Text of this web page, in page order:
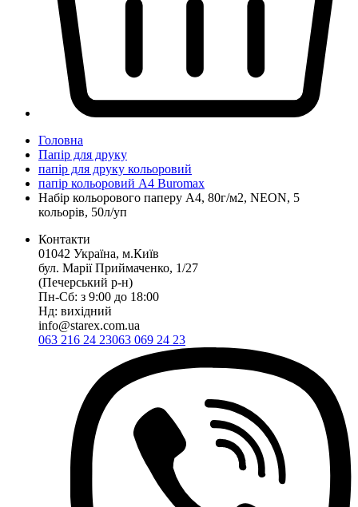
Головна
Папір для друку
папір для друку кольоровий
папір кольоровий А4 Buromax
Набір кольорового паперу А4, 80г/м2, NEON, 5
кольорів, 50л/уп
Контакти
01042 Україна, м.Київ
бул. Марії Приймаченко, 1/27
(Печерський р-н)
Пн-Сб: з 9:00 до 18:00
Нд: вихідний
info@starex.com.ua
063 216 24 23063 069 24 23